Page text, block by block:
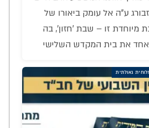
ע"ה אל עומק ביאורו של
מיוחדת זו – שבת 'חזון', בה
את בית המקדש השלישי
גאולתית